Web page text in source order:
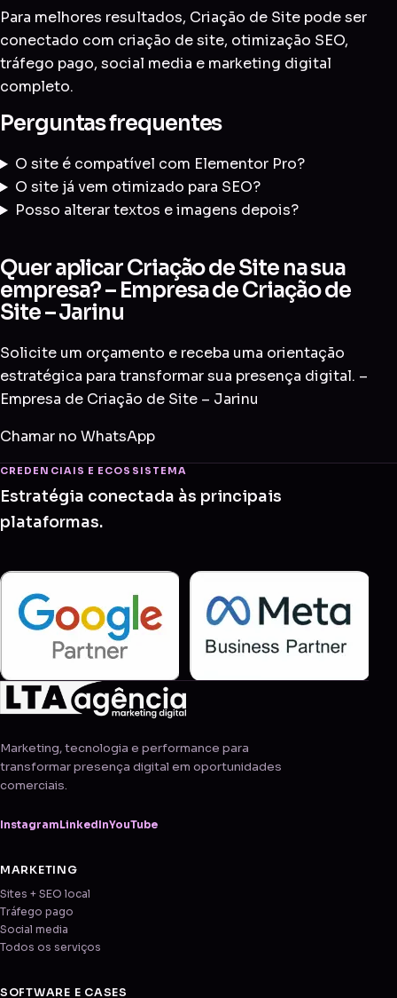
Para melhores resultados, Criação de Site pode ser
conectado com criação de site, otimização SEO,
tráfego pago, social media e marketing digital
completo.
Perguntas frequentes
O site é compatível com Elementor Pro?
O site já vem otimizado para SEO?
Posso alterar textos e imagens depois?
Quer aplicar Criação de Site na sua
empresa? – Empresa de Criação de
Site – Jarinu
Solicite um orçamento e receba uma orientação
estratégica para transformar sua presença digital. –
Empresa de Criação de Site – Jarinu
Chamar no WhatsApp
CREDENCIAIS E ECOSSISTEMA
Estratégia conectada às principais
plataformas.
Marketing, tecnologia e performance para
transformar presença digital em oportunidades
comerciais.
Instagram LinkedInYouTube
MARKETING
Sites + SEO local
Tráfego pago
Social media
Todos os serviços
SOFTWARE E CASES